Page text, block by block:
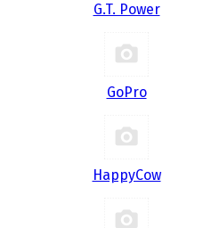
G.T. Power
GoPro
HappyCow